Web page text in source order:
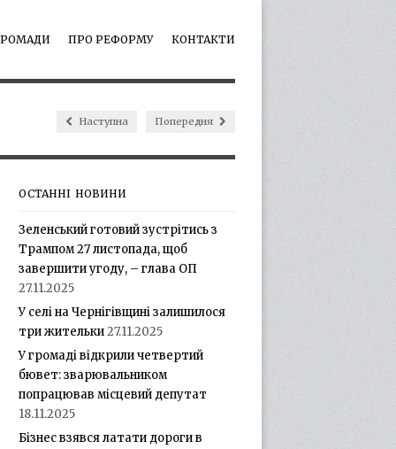
ПРО РЕФОРМУ КОНТАКТИ
Наступна Попередня
ОСТАННІ НОВИНИ
Зеленський готовий зустрітись з
Трампом 27 листопада, щоб
завершити угоду, – глава ОП
27.11.2025
У селі на Чернігівщині залишилося
три жительки27.11.2025
У громаді відкрили четвертий
бювет: зварювальником
попрацював місцевий депутат
18.11.2025
Бізнес взявся латати дороги в